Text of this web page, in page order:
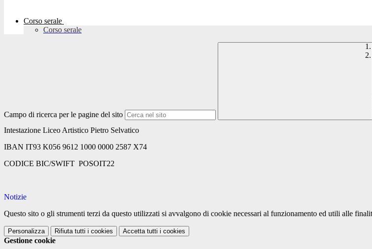
Corso serale
Corso serale
Campo di ricerca per le pagine del sito
Intestazione Liceo Artistico Pietro Selvatico
IBAN IT93 K056 9612 1000 0000 2587 X74
CODICE BIC/SWIFT POSOIT22
Notizie
Questo sito o gli strumenti terzi da questo utilizzati si avvalgono di cookie necessari al funzionamento ed utili alle
Personalizza Rifiuta tutti i cookies Accetta tutti i cookies
Gestione cookie